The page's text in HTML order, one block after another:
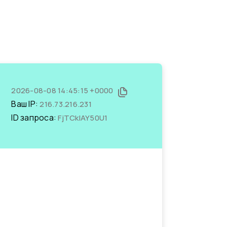
2026-08-08 14:45:15 +0000
Ваш IP:216.73.216.231
ID запроса:FjTCklAY50U1